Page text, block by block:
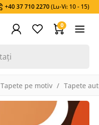
+40 37 710 2270(Lu-Vi: 10 - 15)
0
Tapete pe motiv Tapete